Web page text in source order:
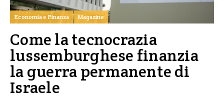
Economia e Finanza Magazine
Come la tecnocrazia
lussemburghese finanzia
la guerra permanente di
Israele